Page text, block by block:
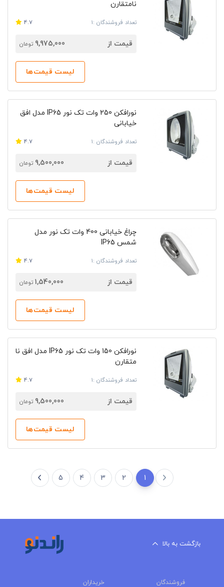
امکان مشاهده لیست قیمت محصولات تک نور، مدل‌های
مختلف چراغ تک نور و برقراری ارتباطی بدون واسطه با
فروشندگان تک نور در لاله زار و دیگر نقاط کشور را برای شما
نامتقارن
تعداد فروشندگان :1 4.7
قیمت از 9,975,000 تومان
لیست قیمت‌ها
نورافکن 250 وات تک نور IP65 مدل افق
خیابانی
تعداد فروشندگان :1 4.7
قیمت از 9,500,000 تومان
لیست قیمت‌ها
چراغ خیابانی 400 وات تک نور مدل
شمس IP65
تعداد فروشندگان :1 4.7
قیمت از 1,540,000 تومان
لیست قیمت‌ها
نورافکن 150 وات تک نور IP65 مدل افق نا
متقارن
تعداد فروشندگان :1 4.7
قیمت از 9,500,000 تومان
لیست قیمت‌ها
1
2
3
4
5
بازگشت به بالا
فروشندگان خریداران